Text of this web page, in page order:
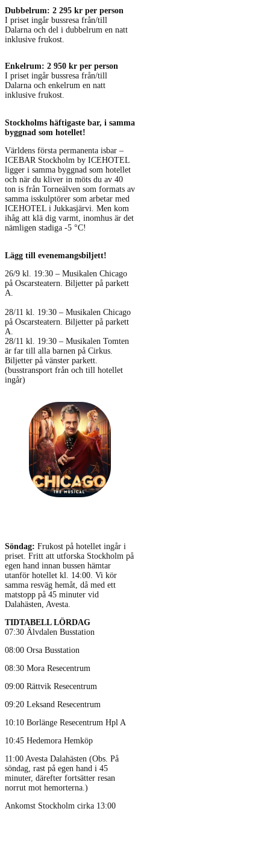
Dubbelrum: 2 295 kr per person
I priset ingår bussresa från/till
Dalarna och del i dubbelrum en natt
inklusive frukost.
Enkelrum: 2 950 kr per person
I priset ingår bussresa från/till
Dalarna och enkelrum en natt
inklusive frukost.
Stockholms häftigaste bar, i samma
byggnad som hotellet!
Världens första permanenta isbar –
ICEBAR Stockholm by ICEHOTEL
ligger i samma byggnad som hotellet
och när du kliver in möts du av 40
ton is från Torneälven som formats av
samma isskulptörer som arbetar med
ICEHOTEL i Jukkasjärvi. Men kom
ihåg att klä dig varmt, inomhus är det
nämligen stadiga -5 °C!
Lägg till evenemangsbiljett!
26/9 kl. 19:30 – Musikalen Chicago
på Oscarsteatern. Biljetter på parkett
A.
28/11 kl. 19:30 – Musikalen Chicago
på Oscarsteatern. Biljetter på parkett
A.
28/11 kl. 19:30 – Musikalen Tomten
är far till alla barnen på Cirkus.
Biljetter på vänster parkett.
(busstransport från och till hotellet
ingår)
Söndag: Frukost på hotellet ingår i
priset. Fritt att utforska Stockholm på
egen hand innan bussen hämtar
utanför hotellet kl. 14:00. Vi kör
samma resväg hemåt, då med ett
matstopp på 45 minuter vid
Dalahästen, Avesta.
TIDTABELL LÖRDAG
07:30 Älvdalen Busstation
08:00 Orsa Busstation
08:30 Mora Resecentrum
09:00 Rättvik Resecentrum
09:20 Leksand Resecentrum
10:10 Borlänge Resecentrum Hpl A
10:45 Hedemora Hemköp
11:00 Avesta Dalahästen (Obs. På
söndag, rast på egen hand i 45
minuter, därefter fortsätter resan
norrut mot hemorterna.)
Ankomst Stockholm cirka 13:00